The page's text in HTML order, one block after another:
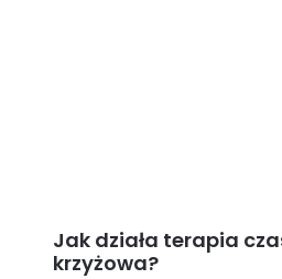
Jak działa terapia
krzyżowa?